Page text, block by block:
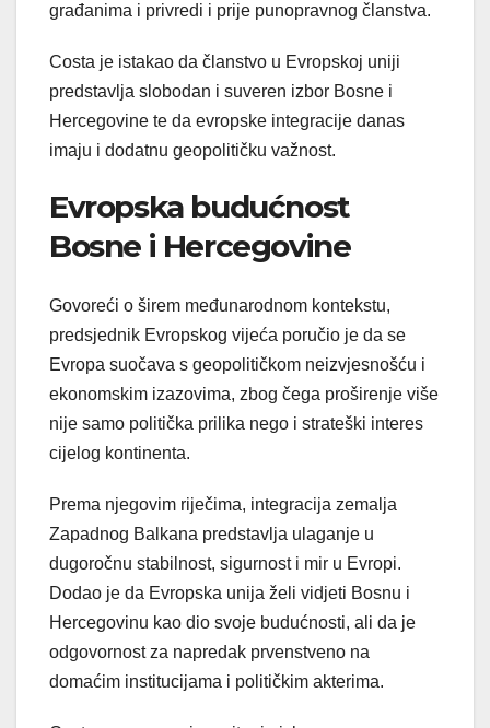
građanima i privredi i prije punopravnog članstva.
Costa je istakao da članstvo u Evropskoj uniji
predstavlja slobodan i suveren izbor Bosne i
Hercegovine te da evropske integracije danas
imaju i dodatnu geopolitičku važnost.
Evropska budućnost
Bosne i Hercegovine
Govoreći o širem međunarodnom kontekstu,
predsjednik Evropskog vijeća poručio je da se
Evropa suočava s geopolitičkom neizvjesnošću i
ekonomskim izazovima, zbog čega proširenje više
nije samo politička prilika nego i strateški interes
cijelog kontinenta.
Prema njegovim riječima, integracija zemalja
Zapadnog Balkana predstavlja ulaganje u
dugoročnu stabilnost, sigurnost i mir u Evropi.
Dodao je da Evropska unija želi vidjeti Bosnu i
Hercegovinu kao dio svoje budućnosti, ali da je
odgovornost za napredak prvenstveno na
domaćim institucijama i političkim akterima.